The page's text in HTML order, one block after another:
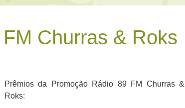
Churras & Roks
Prêmios da Promoção Rádio 89 FM Churras &
Roks: